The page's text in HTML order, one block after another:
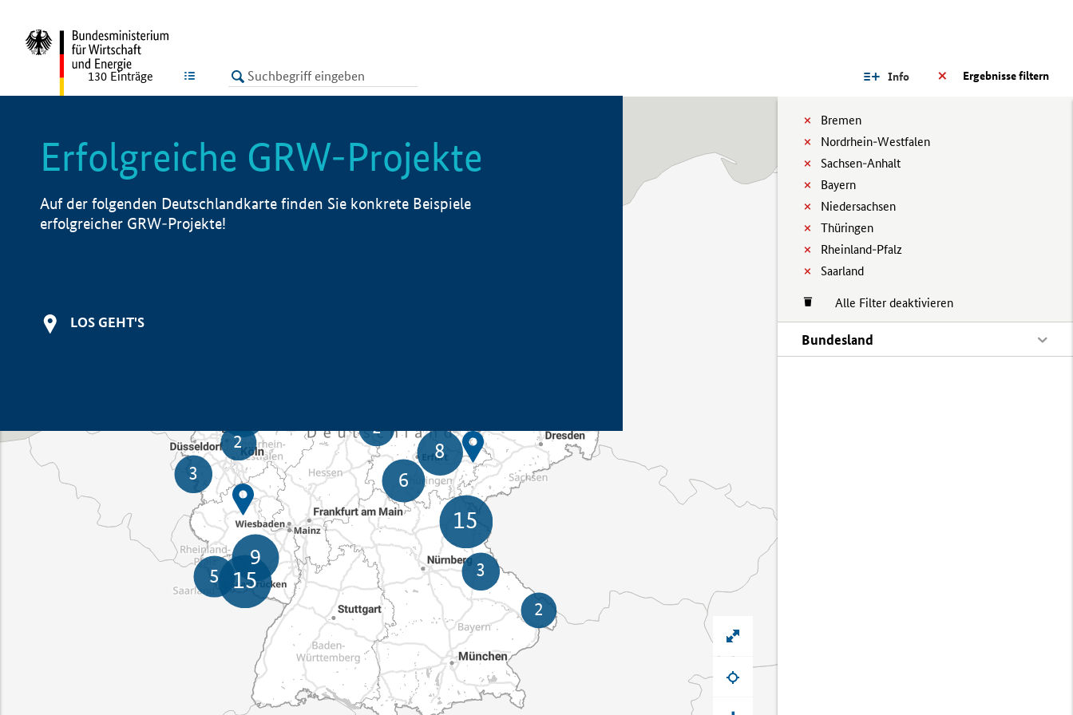
LISTE Ergebnisse filtern
Info
Bremen
Nordrhein-Westfalen
Sachsen-Anhalt
Bayern
Niedersachsen
Thüringen
Rheinland-Pfalz
Saarland
Alle Filter deaktivieren
Bundesland
130 Einträge
Erfolgreiche GRW-Projekte
Auf der folgenden Deutschlandkarte finden Sie konkrete Beispiele
erfolgreicher GRW-Projekte!
LOS GEHT'S